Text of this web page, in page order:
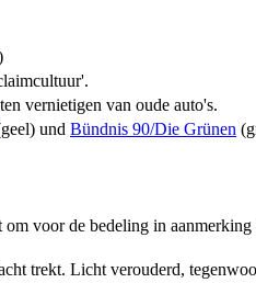
vernietigen van oude auto's.
und Bündnis 90/Die Grünen
voor de bedeling in
trekt. Licht verouderd,